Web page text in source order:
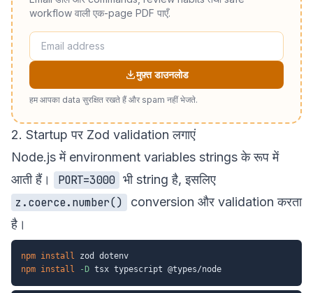
workflow वाली एक-page PDF पाएँ.
मुफ़्त डाउनलोड
हम आपका data सुरक्षित रखते हैं और spam नहीं भेजते.
2. Startup पर Zod validation लगाएं
Node.js में environment variables strings के रूप में
आती हैं।
PORT=3000 भी string है, इसलिए
z.coerce.number()
conversion और validation करता
है।
npm install
npm install -D